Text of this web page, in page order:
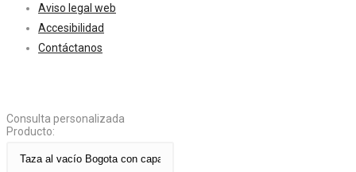
Aviso legal web
Accesibilidad
Contáctanos
Consulta personalizada
Producto: